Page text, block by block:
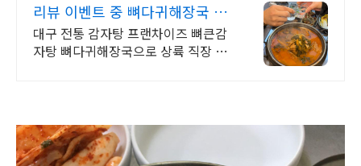
리뷰 이벤트 중 뼈다귀해장국 리
뷰시 음료 or 만두 증정
대구 전통 감자탕 프랜차이즈 뼈큰감
자탕 뼈다귀해장국으로 상륙 직장 동